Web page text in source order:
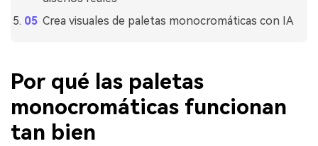
Crea visuales de paletas monocromáticas con IA
Por qué las paletas
monocromáticas funcionan
tan bien